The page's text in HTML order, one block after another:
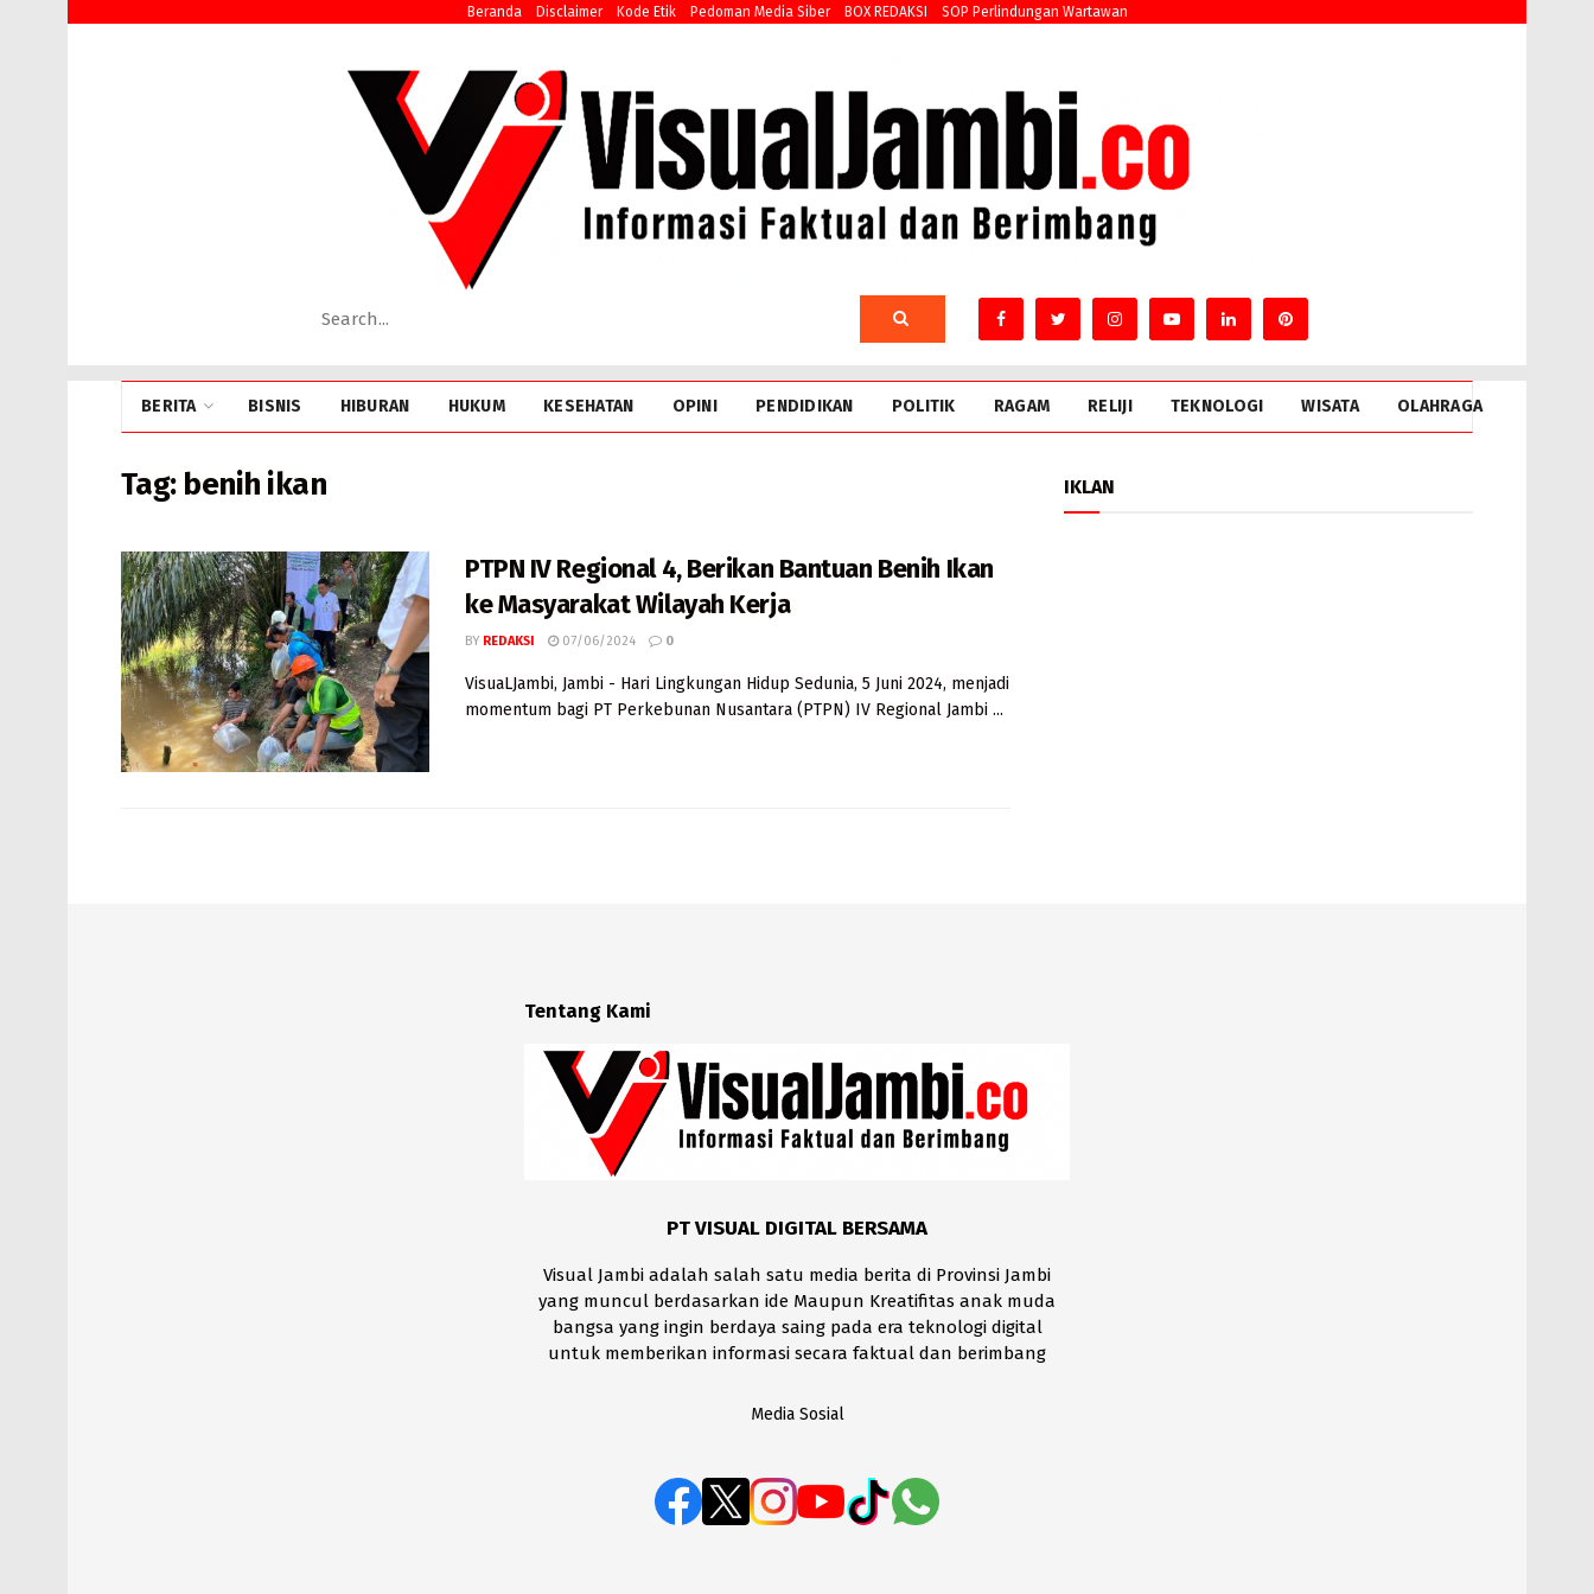
Beranda Disclaimer Kode Etik Pedoman Media Siber BOX REDAKSI SOP Perlindungan Wartawan
BERITA BISNIS HIBURAN HUKUM KESEHATAN OPINI PENDIDIKAN POLITIK RAGAM RELIJI TEKNOLOGI WISATA OLAHRAGA
Tag: benih ikan
PTPN IV Regional 4, Berikan Bantuan Benih Ikan
ke Masyarakat Wilayah Kerja
BY REDAKSI 07/06/2024 0
VisuaLJambi, Jambi - Hari Lingkungan Hidup Sedunia, 5 Juni 2024, menjadi
momentum bagi PT Perkebunan Nusantara (PTPN) IV Regional Jambi ...
IKLAN
Tentang Kami
PT VISUAL DIGITAL BERSAMA
Visual Jambi adalah salah satu media berita di Provinsi Jambi
yang muncul berdasarkan ide Maupun Kreatifitas anak muda
bangsa yang ingin berdaya saing pada era teknologi digital
untuk memberikan informasi secara faktual dan berimbang
Media Sosial